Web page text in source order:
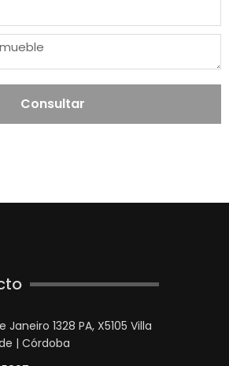
Consultar
Janeiro 1328 PA, X5105 Villa
| Córdoba